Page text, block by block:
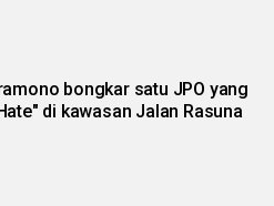
bongkar satu JPO yang
di kawasan Jalan Rasuna